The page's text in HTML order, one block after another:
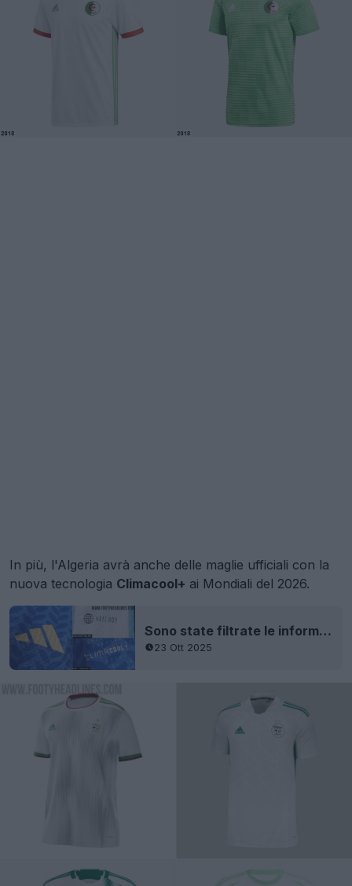
In più, l'Algeria avrà anche delle maglie ufficiali con la
nuova tecnologia Climacool+ ai Mondiali del 2026.
Sono state filtrate le informazioni sulla nuovissima tecnologia "Climacool/Climacool+" della maglia Adidas Authentic 2026
23 Ott 2025